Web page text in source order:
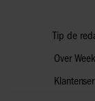
Tip de
Over